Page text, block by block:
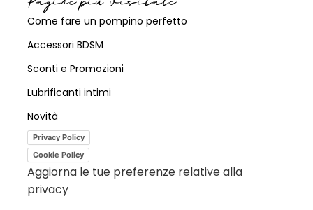
Come fare un pompino perfetto
Accessori BDSM
Sconti e Promozioni
Lubrificanti intimi
Novità
Privacy Policy
Cookie Policy
Aggiorna le tue preferenze relative alla
privacy